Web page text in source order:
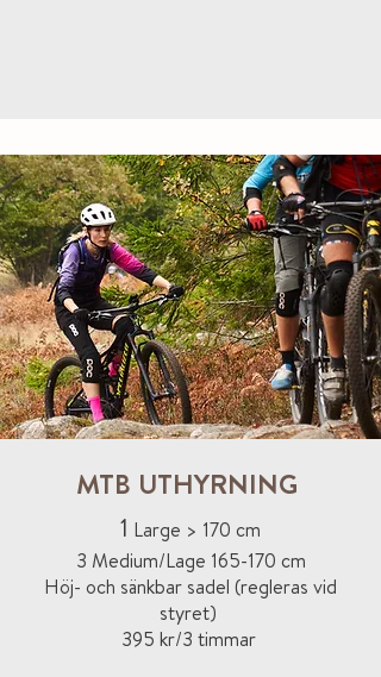
MTB UTHYRNING
1 Large > 170 cm
3 Medium/Lage 165-170 cm
Höj- och sänkbar sadel (regleras vid
styret)
395 kr/3 timmar